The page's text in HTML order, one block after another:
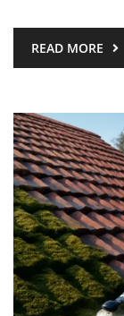
READ MORE